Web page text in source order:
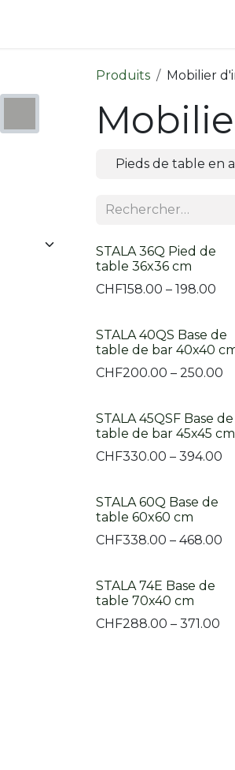
Produits Mobilier
Pieds de table en
STALA 36Q Pied de
table 36x36 cm
CHF158.00 – 198.00
STALA 40QS Base de
table de bar 40x40
CHF200.00 – 250.00
STALA 45QSF Base de
table de bar 45x45 cm
CHF330.00 – 394.00
STALA 60Q Base de
table 60x60 cm
CHF338.00 – 468.00
STALA 74E Base de
table 70x40 cm
CHF288.00 – 371.00